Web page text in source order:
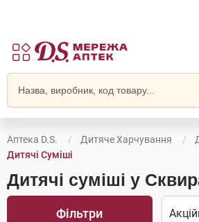
Аптека D.S. Дитяче Харчування
Дитячі Суміші
Дитячі суміші у
Фільтри